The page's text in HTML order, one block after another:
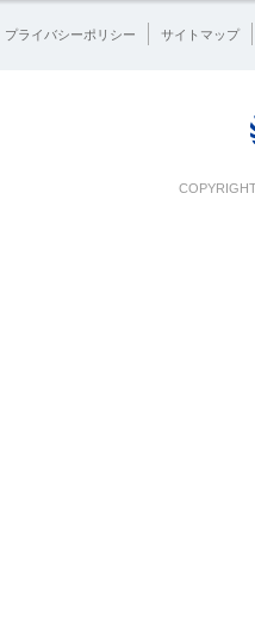
プライバシーポリシー サイトマップ